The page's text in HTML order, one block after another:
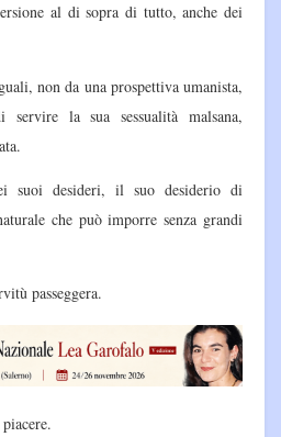
al di sopra di tutto, anche dei
non da una prospettiva umanista,
la sua sessualità malsana,
suoi desideri, il suo desiderio di
che può imporre senza grandi
passeggera.